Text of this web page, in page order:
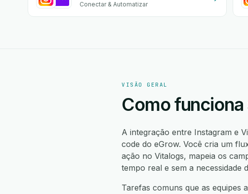
Conectar & Automatizar
VISÃO GERAL
Como
A integração entre Instagram e
code do eGrow. Você cria um
ação no Vitalogs, mapeia os
tempo real e sem a necessidade
Tarefas comuns que as equipes